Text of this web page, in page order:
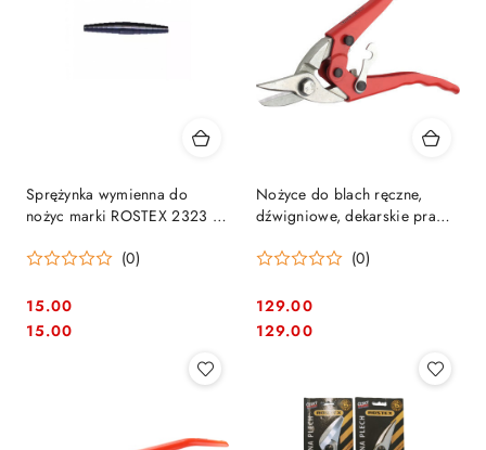
Sprężynka wymienna do
nożyc marki ROSTEX 2323 /
(0)
Cena:
15.00
Cena:
15.00
Nożyce do blach ręczne,
dźwigniowe, dekarskie prawe
(0)
Cena:
129.00
Cena:
129.00